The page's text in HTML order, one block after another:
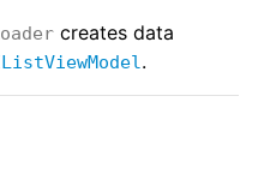
creates data
.